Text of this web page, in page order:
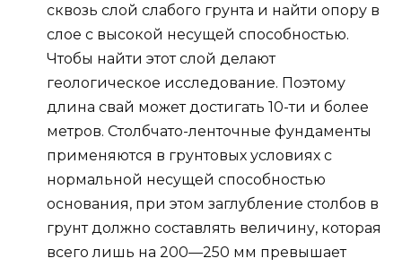
сквозь слой слабого грунта и найти опору в
слое с высокой несущей способностью.
Чтобы найти этот слой делают
геологическое исследование. Поэтому
длина свай может достигать 10-ти и более
метров. Столбчато-ленточные фундаменты
применяются в грунтовых условиях с
нормальной несущей способностью
основания, при этом заглубление столбов в
грунт должно составлять величину, которая
всего лишь на 200—250 мм превышает